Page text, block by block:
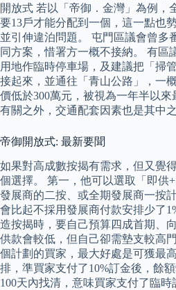
開放式 若以「帝御．金灣」為例，
要13戶才能分配到一個，這一點也
並引伸違泊問題。 屯門區議會曾多
同方案，惜署方一概不接納。 有區
用地作臨時停車場，及建議把「掃
接起來，並通往「青山公路」，一
價低於300萬元，被視為一年半以
有關之外，交通配套因素也是其中之
帝御開放式: 最新要聞
如果對高成數按揭有需求，但又覺
個選擇。 第一，他可以選取「即供
發展商的二按、或全期發展商一按
會比起不採用發展商付款安排少了
造按揭時，要自己預算四成首期、
供款會較低，但自己卻需墊支較高
個計劃的買家，最大好處是可獲最
排，準買家支付了10%訂金後，餘
100天內找清，意味買家支付了臨